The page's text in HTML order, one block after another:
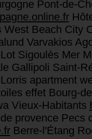
Pont-de-
Beach City
Varvakios
Sigoulès Mer
Gallipoli Saint-
apartment
effet Bourg-
Vieux-Habitants
provence Pecs
Berre-l'Étang